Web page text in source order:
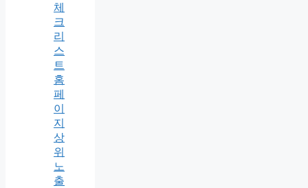
체
크
리
스
트
홈
페
이
지
상
위
노
출